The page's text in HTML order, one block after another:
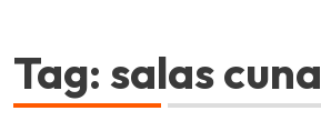
Tag: salas cuna